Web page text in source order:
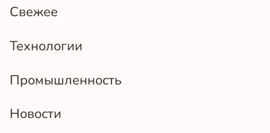
Свежее
Технологии
Промышленность
Новости